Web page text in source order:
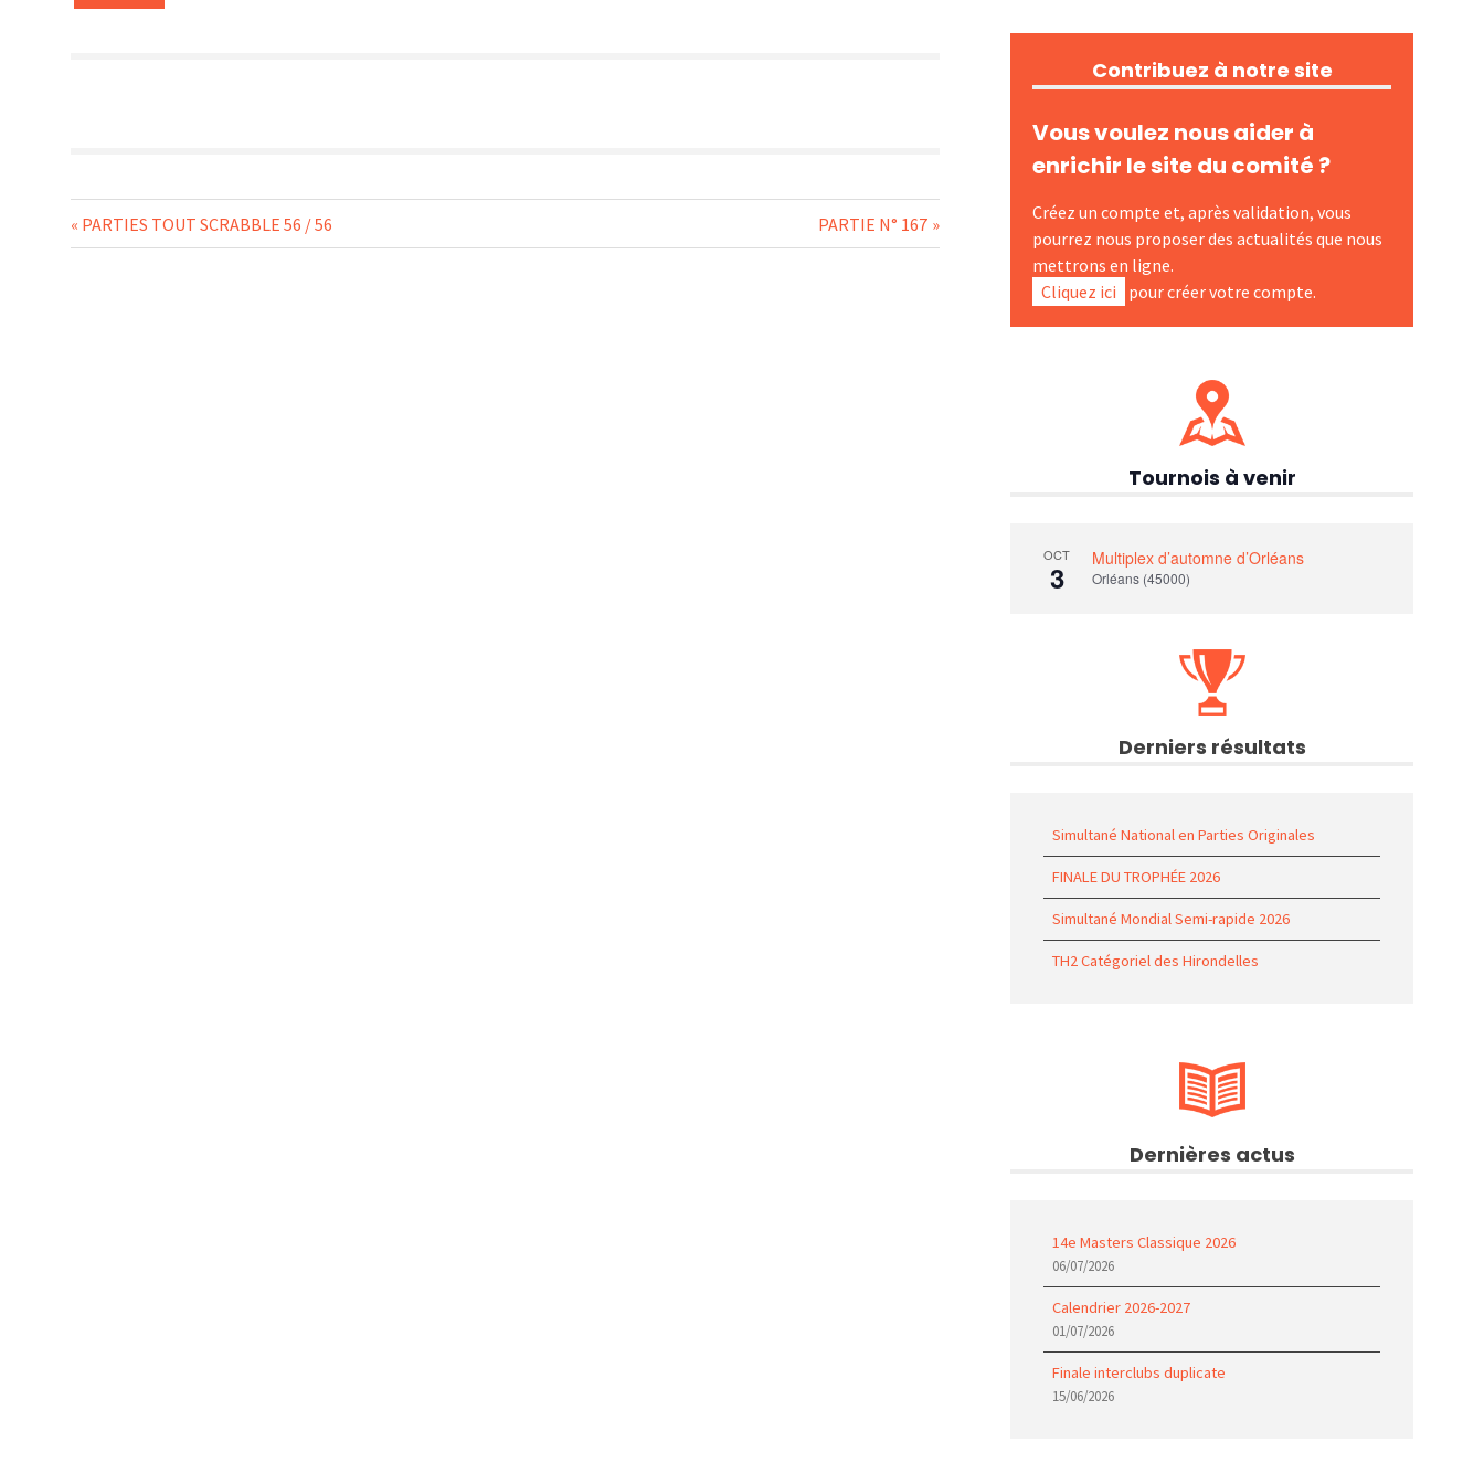
Navigation
Previous
Post:
PARTIES TOUT SCRABBLE 56 / 56
Next
Post:
PARTIE N° 167
Contribuez à notre site
Vous voulez nous aider à
enrichir le site du comité ?
Créez un compte et, après validation, vous
pourrez nous proposer des actualités que nous
mettrons en ligne.
Cliquez ici
pour créer votre compte.
Tournois à venir
OCT
3
Multiplex d’automne d’Orléans
Orléans (45000)
Derniers résultats
Simultané National en Parties Originales
FINALE DU TROPHÉE 2026
Simultané Mondial Semi-rapide 2026
TH2 Catégoriel des Hirondelles
Dernières actus
14e Masters Classique 2026
06/07/2026
Calendrier 2026-2027
01/07/2026
Finale interclubs duplicate
15/06/2026